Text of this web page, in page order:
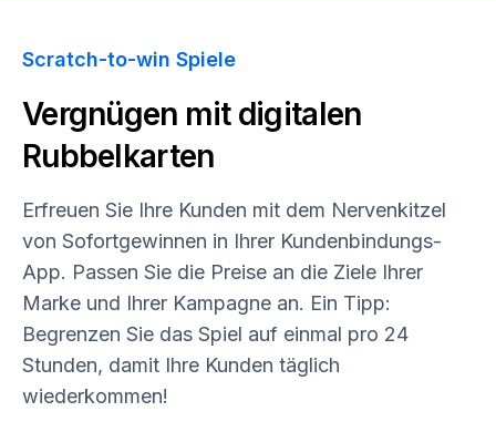
Scratch-to-win Spiele
Vergnügen mit digitalen
Rubbelkarten
Erfreuen Sie Ihre Kunden mit dem Nervenkitzel
von Sofortgewinnen in Ihrer Kundenbindungs-
App. Passen Sie die Preise an die Ziele Ihrer
Marke und Ihrer Kampagne an. Ein Tipp:
Begrenzen Sie das Spiel auf einmal pro 24
Stunden, damit Ihre Kunden täglich
wiederkommen!